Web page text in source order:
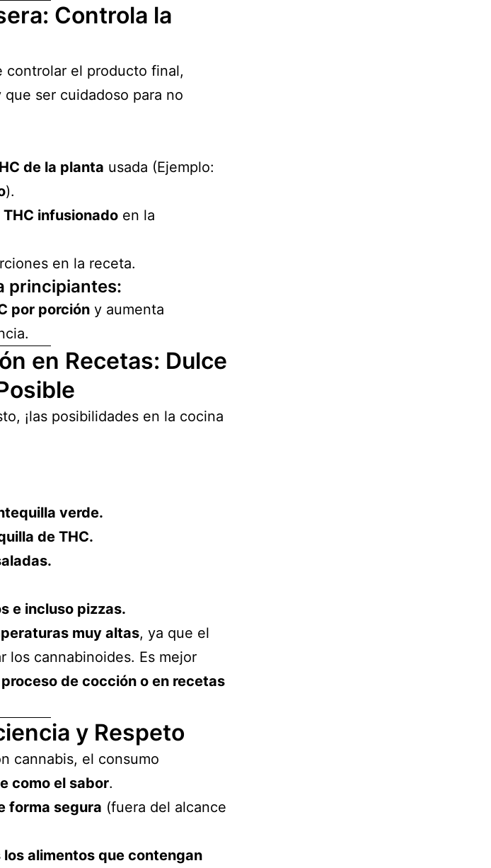
Controla la
controlar el producto final,
que ser cuidadoso para no
de la planta usada (Ejemplo:
).
THC infusionado en la
en la receta.
principiantes:
por porción y aumenta
en Recetas: Dulce
¡las posibilidades en la cocina
verde.
de THC.
e incluso pizzas.
muy altas, ya que el
los cannabinoides. Es mejor
de cocción o en recetas
y Respeto
cannabis, el consumo
como el sabor.
forma segura (fuera del alcance
alimentos que contengan